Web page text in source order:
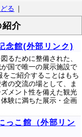
る ｜
介
念館(外部リンク)
るために整備された、
国で唯一の展示施設で
をご紹介することはもち
の交流の場として、ま
メント性を備えた観光
験に満ちた展示・企画
っこ館（外部リン